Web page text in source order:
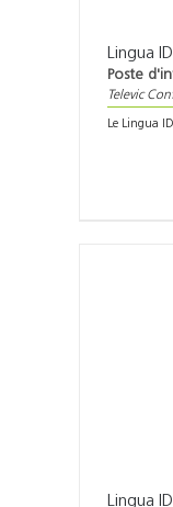
Lingua
Poste
Televic
Le Lingua
Lingua